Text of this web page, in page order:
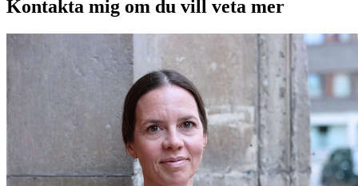
Kontakta mig om du vill veta mer